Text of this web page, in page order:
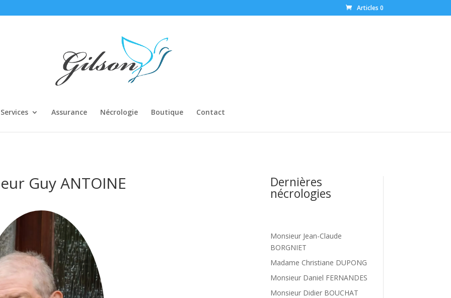
Articles 0
Services Assurance Nécrologie Boutique Contact
Guy ANTOINE Dernières
nécrologies
Monsieur Jean-Claude
BORGNIET
Madame Christiane DUPONG
Monsieur Daniel FERNANDES
Monsieur Didier BOUCHAT